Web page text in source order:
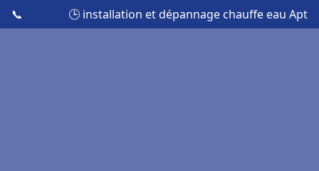
📞 🕒 installation et dépannage chauffe eau Apt